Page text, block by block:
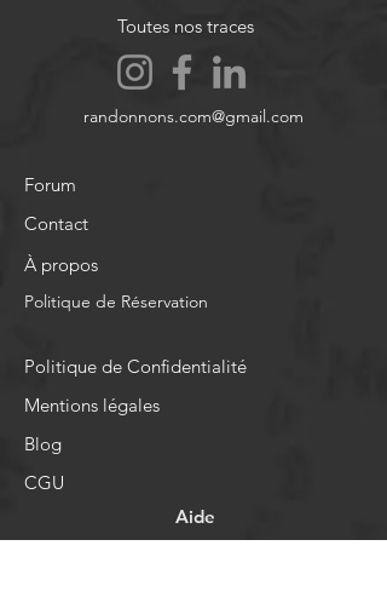
Toutes nos traces
randonnons.com@gmail.com
Forum
Contact
À propos
Politique de Réservation
Politique de Confidentialité
Mentions légales
Blog
CGU
Aide